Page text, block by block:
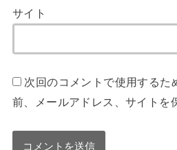
サイト
次回のコメントで使用するた
前、メールアドレス、サイトを